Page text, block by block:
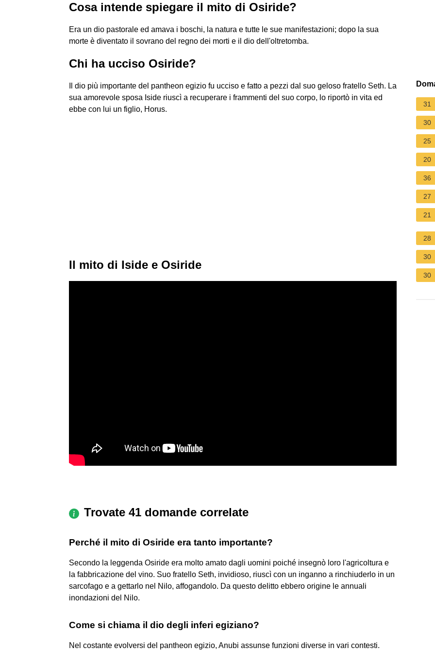
Cosa intende spiegare il mito di Osiride?
Era un dio pastorale ed amava i boschi, la natura e tutte le sue manifestazioni; dopo la sua
morte è diventato il sovrano del regno dei morti e il dio dell'oltretomba.
Chi ha ucciso Osiride?
Il dio più importante del pantheon egizio fu ucciso e fatto a pezzi dal suo geloso fratello Seth. La
sua amorevole sposa Iside riuscì a recuperare i frammenti del suo corpo, lo riportò in vita ed
ebbe con lui un figlio, Horus.
Il mito di Iside e Osiride
Trovate 41 domande correlate
Perché il mito di Osiride era tanto importante?
Secondo la leggenda Osiride era molto amato dagli uomini poiché insegnò loro l'agricoltura e
la fabbricazione del vino. Suo fratello Seth, invidioso, riuscì con un inganno a rinchiuderlo in un
sarcofago e a gettarlo nel Nilo, affogandolo. Da questo delitto ebbero origine le annuali
inondazioni del Nilo.
Come si chiama il dio degli inferi egiziano?
Nel costante evolversi del pantheon egizio, Anubi assunse funzioni diverse in vari contesti.
31
30
25
20
36
27
21
28
30
30